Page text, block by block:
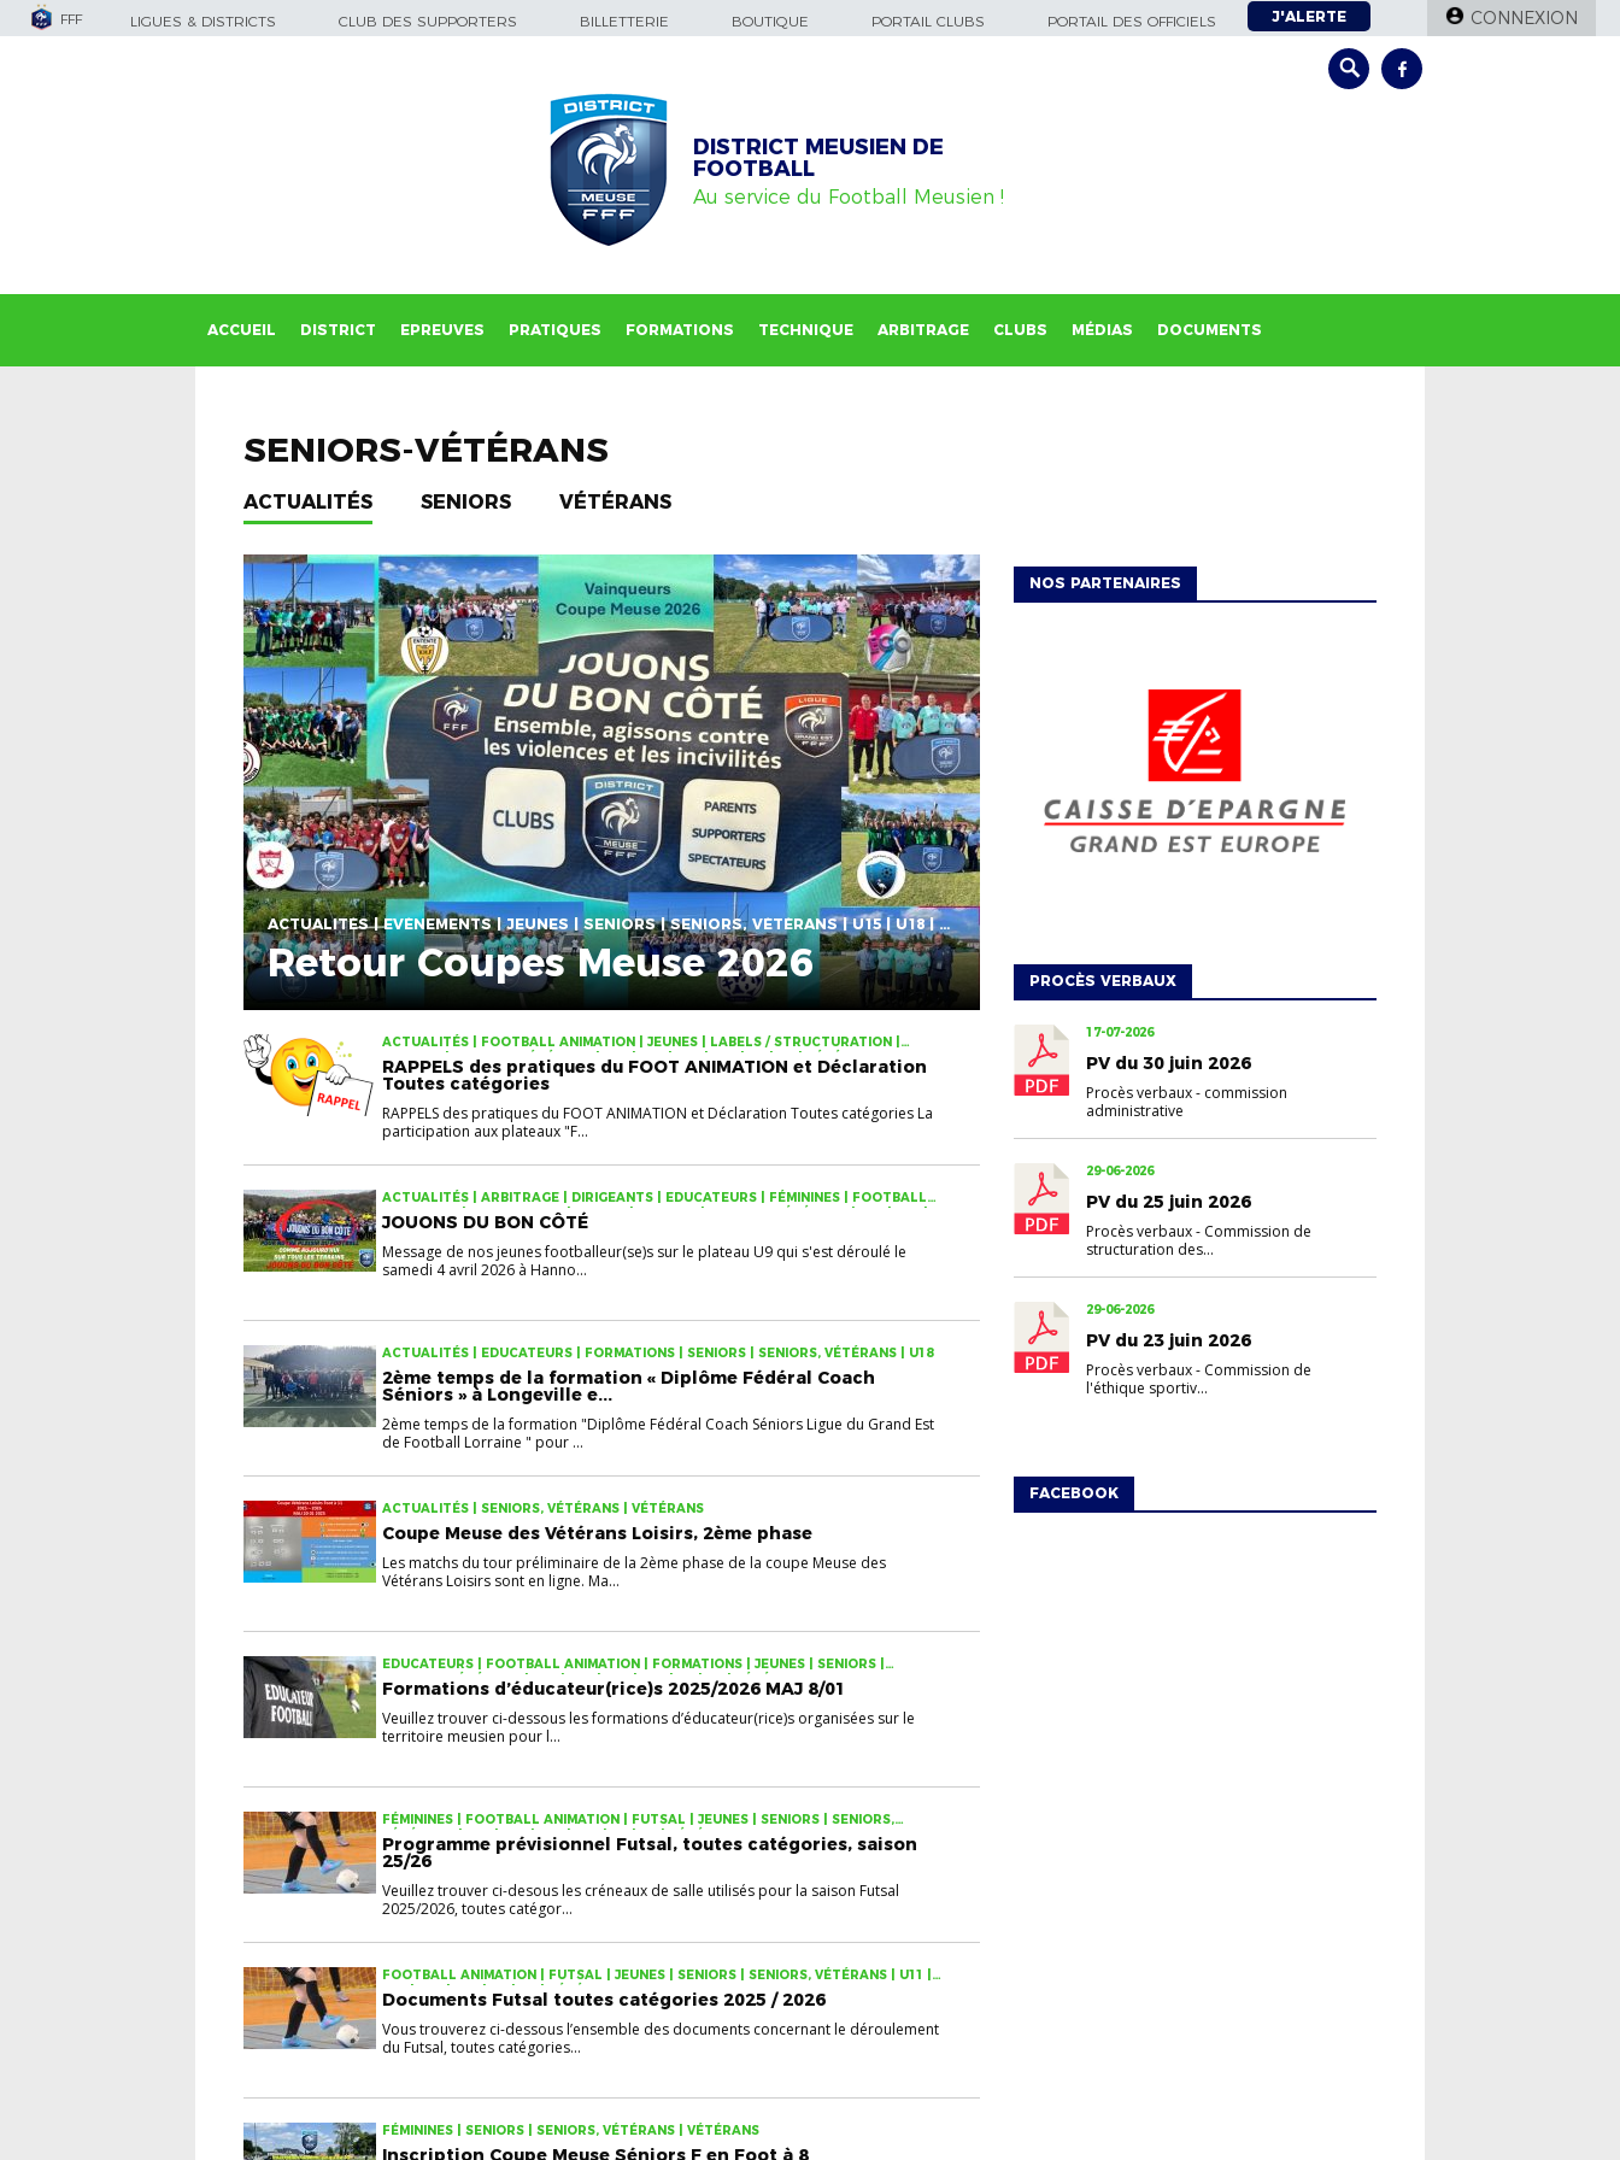
FFF LIGUES & DISTRICTS CLUB DES SUPPORTERS BILLETTERIE BOUTIQUE PORTAIL CLUBS PORTAIL DES OFFICIELS J'ALERTE CONNEXION
DISTRICT MEUSIEN DE
FOOTBALL
Au service du Football Meusien !
ACCUEIL DISTRICT EPREUVES PRATIQUES FORMATIONS TECHNIQUE ARBITRAGE CLUBS MÉDIAS DOCUMENTS
SENIORS-VÉTÉRANS
ACTUALITÉS SENIORS VÉTÉRANS
ACTUALITÉS | EVÉNEMENTS | JEUNES | SENIORS | SENIORS, VÉTÉRANS | U15 | U18 | VÉTÉRANS
Retour Coupes Meuse 2026
ACTUALITÉS | FOOTBALL ANIMATION | JEUNES | LABELS / STRUCTURATION |
SENIORS | SENIORS, VÉTÉRANS | U11 | U13 | U15 | U18 | U7 | U9 | VÉTÉRANS
RAPPELS des pratiques du FOOT ANIMATION et Déclaration
Toutes catégories
RAPPELS des pratiques du FOOT ANIMATION et Déclaration Toutes catégories La
participation aux plateaux "F...
ACTUALITÉS | ARBITRAGE | DIRIGEANTS | EDUCATEURS | FÉMININES | FOOTBALL
ANIMATION | INFOS UTILES | JEUNES | SENIORS | SENIORS, VÉTÉRANS | U11 | U13 |
U15 | U18 | U7 | U9 | VÉTÉRANS
JOUONS DU BON CÔTÉ
Message de nos jeunes footballeur(se)s sur le plateau U9 qui s'est déroulé le
samedi 4 avril 2026 à Hanno...
ACTUALITÉS | EDUCATEURS | FORMATIONS | SENIORS | SENIORS, VÉTÉRANS | U18
2ème temps de la formation « Diplôme Fédéral Coach
Séniors » à Longeville e...
2ème temps de la formation "Diplôme Fédéral Coach Séniors Ligue du Grand Est
de Football Lorraine " pour ...
ACTUALITÉS | SENIORS, VÉTÉRANS | VÉTÉRANS
Coupe Meuse des Vétérans Loisirs, 2ème phase
Les matchs du tour préliminaire de la 2ème phase de la coupe Meuse des
Vétérans Loisirs sont en ligne. Ma...
EDUCATEURS | FOOTBALL ANIMATION | FORMATIONS | JEUNES | SENIORS |
SENIORS, VÉTÉRANS | U11 | U13 | U15 | U18 | U7 | U9 | VÉTÉRANS
Formations d’éducateur(rice)s 2025/2026 MAJ 8/01
Veuillez trouver ci-dessous les formations d’éducateur(rice)s organisées sur le
territoire meusien pour l...
FÉMININES | FOOTBALL ANIMATION | FUTSAL | JEUNES | SENIORS | SENIORS,
VÉTÉRANS | U11 | U13 | U15 | U18 | U7 | U9 | VÉTÉRANS
Programme prévisionnel Futsal, toutes catégories, saison
25/26
Veuillez trouver ci-desous les créneaux de salle utilisés pour la saison Futsal
2025/2026, toutes catégor...
FOOTBALL ANIMATION | FUTSAL | JEUNES | SENIORS | SENIORS, VÉTÉRANS | U11 |
U13 | U15 | U18 | U7 | U9 | VÉTÉRANS
Documents Futsal toutes catégories 2025 / 2026
Vous trouverez ci-dessous l’ensemble des documents concernant le déroulement
du Futsal, toutes catégories...
FÉMININES | SENIORS | SENIORS, VÉTÉRANS | VÉTÉRANS
Inscription Coupe Meuse Séniors F en Foot à 8
NOS PARTENAIRES
PROCÈS VERBAUX
17-07-2026
PV du 30 juin 2026
Procès verbaux- commission
administrative
29-06-2026
PV du 25 juin 2026
Procès verbaux- Commission de
structuration des...
29-06-2026
PV du 23 juin 2026
Procès verbaux- Commission de
l'éthique sportiv...
FACEBOOK